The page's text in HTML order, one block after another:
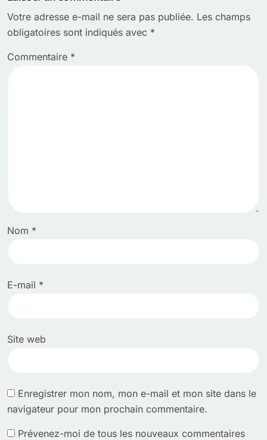
Votre adresse e-mail ne sera pas publiée. Les champs
obligatoires sont indiqués avec *
Commentaire *
Nom *
E-mail *
Site web
Enregistrer mon nom, mon e-mail et mon site dans le
navigateur pour mon prochain commentaire.
Prévenez-moi de tous les nouveaux commentaires